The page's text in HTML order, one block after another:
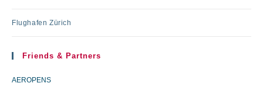
Flughafen Zürich
Friends & Partners
AEROPENS